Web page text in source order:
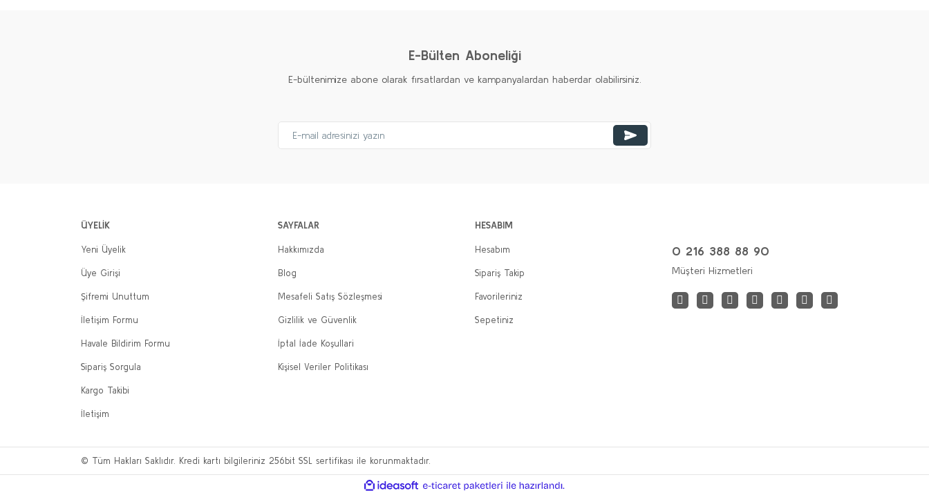
E-Bülten Aboneliği
E-bültenimize abone olarak fırsatlardan ve kampanyalardan haberdar olabilirsiniz.
ÜYELİK
Yeni Üyelik
Üye Girişi
Şifremi Unuttum
İletişim Formu
Havale Bildirim Formu
Sipariş Sorgula
Kargo Takibi
İletişim
SAYFALAR
Hakkımızda
Blog
Mesafeli Satış Sözleşmesi
Gizlilik ve Güvenlik
İptal İade Koşullari
Kişisel Veriler Politikası
HESABIM
Hesabım
Sipariş Takip
Favorileriniz
Sepetiniz
0 216 388 88 90
Müşteri Hizmetleri
© Tüm Hakları Saklıdır. Kredi kartı bilgileriniz 256bit SSL sertifikası ile korunmaktadır.
ideasoft
e-